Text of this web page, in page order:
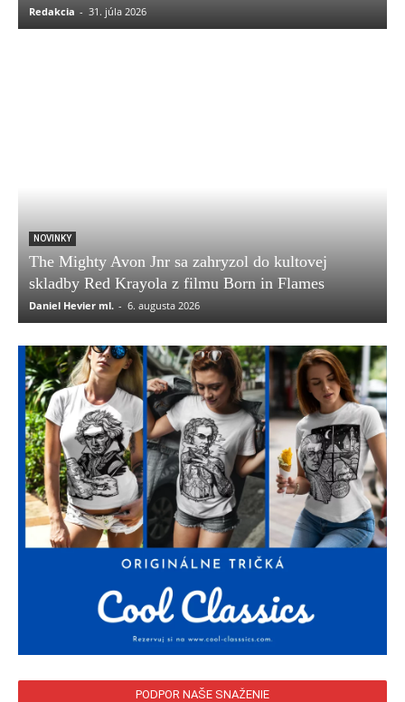
Redakcia - 31. júla 2026
NOVINKY
The Mighty Avon Jnr sa zahryzol do kultovej
skladby Red Krayola z filmu Born in Flames
Daniel Hevier ml. - 6. augusta 2026
PODPOR NAŠE SNAŽENIE